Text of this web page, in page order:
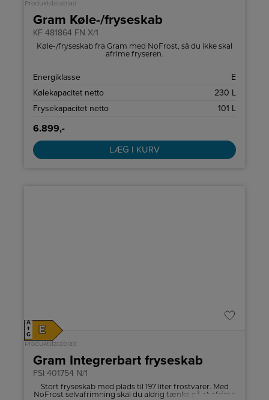
Produktdatablad
Gram Køle-/fryseskab
KF 481864 FN X/1
Køle-/fryseskab fra Gram med NoFrost, så du ikke skal
afrime fryseren.
Energiklasse
E
Kølekapacitet netto
230 L
Frysekapacitet netto
101 L
6.899,-
LÆG I KURV
A
↑
G
E
Produktdatablad
Gram Integrerbart fryseskab
FSI 401754 N/1
Stort fryseskab med plads til 197 liter frostvarer. Med
NoFrost selvafrimning skal du aldrig tænke på at afrime